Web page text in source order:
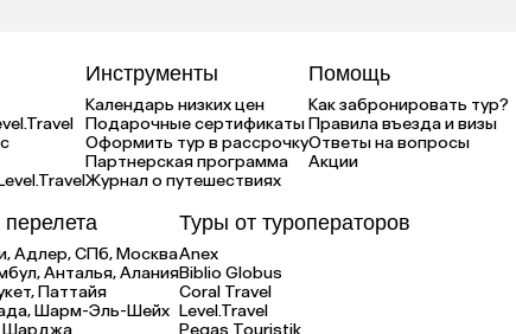
Инструменты
Календарь низких цен
Подарочные сертификаты
Оформить тур в рассрочку
Партнерская программа
Журнал о путешествиях
Помощь
Как забронировать тур?
Правила въезда и визы
Ответы на вопросы
Акции
Адлер,СПб,Москва
Анталья,Алания
Паттайя
Шарм-Эль-Шейх
Шарджа
Туры от туроператоров
Anex
Biblio Globus
Coral Travel
Level.Travel
Pegas Touristik